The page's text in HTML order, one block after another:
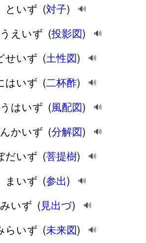
といず (対子) 🔊
えいず (投影図) 🔊
せいず (土性図) 🔊
はいず (二杯酢) 🔊
はいず (風配図) 🔊
かいず (分解図) 🔊
だいず (菩提樹) 🔊
まいず (参出) 🔊
みいず (見出づ) 🔊
らいず (未来図) 🔊